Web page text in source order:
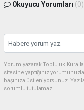
Okuyucu Yorumları (0)
Yorum yazarak Topluluk
sitesine yaptığınız
başınıza üstleniyorsunuz.
sorumlu tutulamaz.